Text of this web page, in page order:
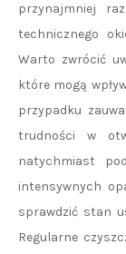
przynajmniej
technicznego
Warto zwrócić
które mogą
przypadku
trudności w
natychmiast
intensywnych
sprawdzić stan
Regularne